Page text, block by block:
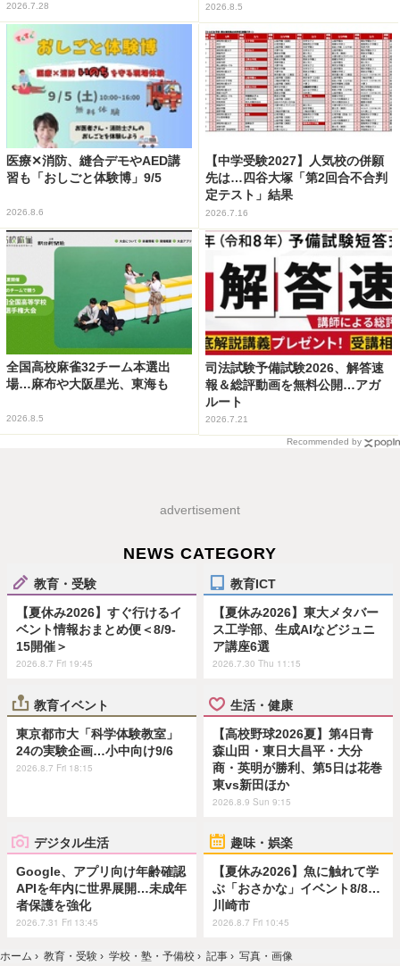
2026.7.28 2026.8.5
医療✕消防、縫合デモやAED講
習も「おしごと体験博」9/5
2026.8.6
【中学受験2027】人気校の併願
先は…四谷大塚「第2回合不合判
定テスト」結果
2026.7.16
全国高校麻雀32チーム本選出
場…麻布や大阪星光、東海も
2026.8.5
司法試験予備試験2026、解答速
報＆総評動画を無料公開…アガ
ルート
2026.7.21
Recommended by
advertisement
NEWS CATEGORY
教育・受験
【夏休み2026】すぐ行けるイ
ベント情報おまとめ便＜8/9-
15開催＞
2026.8.7 Fri 19:45
教育ICT
【夏休み2026】東大メタバー
ス工学部、生成AIなどジュニ
ア講座6選
2026.7.30 Thu 11:15
教育イベント
東京都市大「科学体験教室」
24の実験企画…小中向け9/6
2026.8.7 Fri 18:15
生活・健康
【高校野球2026夏】第4日青
森山田・東日大昌平・大分
商・英明が勝利、第5日は花巻
東vs新田ほか
2026.8.9 Sun 9:15
デジタル生活
Google、アプリ向け年齢確認
APIを年内に世界展開…未成年
者保護を強化
2026.7.31 Fri 13:45
趣味・娯楽
【夏休み2026】魚に触れて学
ぶ「おさかな」イベント8/8…
川崎市
2026.8.7 Fri 10:45
ホーム › 教育・受験 › 学校・塾・予備校 › 記事 › 写真・画像